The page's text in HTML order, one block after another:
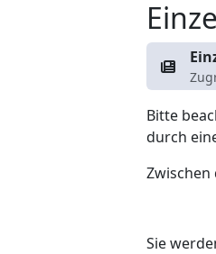
Bitte
durch
Zwischen
Sie